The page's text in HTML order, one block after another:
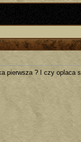
pierwsza ? I czy oplaca